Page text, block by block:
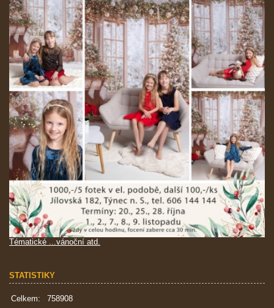
Tématické ...vánoční atd.
STATISTIKY
Celkem: 758908